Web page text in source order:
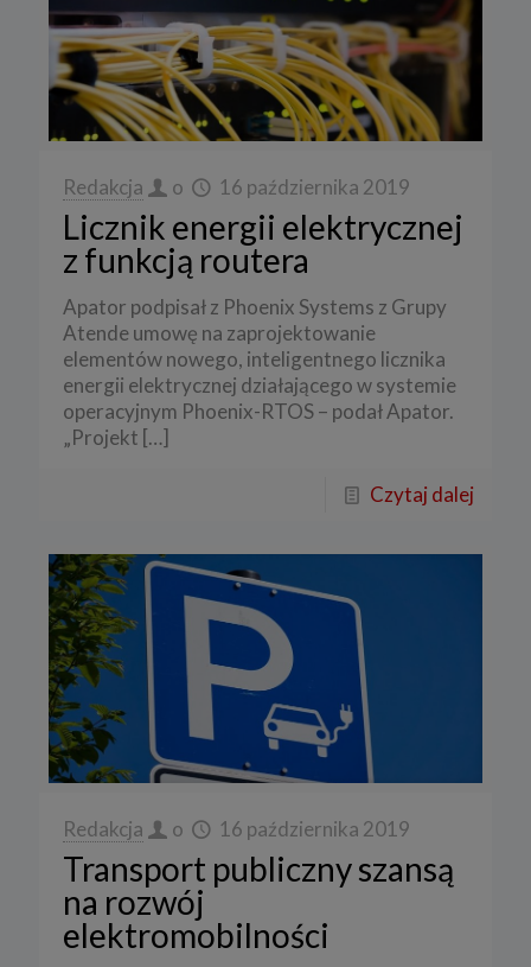
Redakcja o 16 października 2019
Licznik energii elektrycznej
z funkcją routera
Apator podpisał z Phoenix Systems z Grupy
Atende umowę na zaprojektowanie
elementów nowego, inteligentnego licznika
energii elektrycznej działającego w systemie
operacyjnym Phoenix-RTOS – podał Apator.
„Projekt […]
Czytaj dalej
Redakcja o 16 października 2019
Transport publiczny szansą
na rozwój
elektromobilności